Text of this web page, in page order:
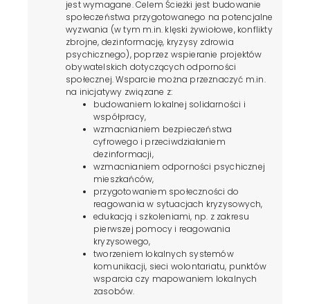
jest wymagane. Celem Ścieżki jest budowanie
społeczeństwa przygotowanego na potencjalne
wyzwania (w tym m.in. klęski żywiołowe, konflikty
zbrojne, dezinformację, kryzysy zdrowia
psychicznego), poprzez wspieranie projektów
obywatelskich dotyczących odporności
społecznej. Wsparcie można przeznaczyć m.in.
na inicjatywy związane z:
budowaniem lokalnej solidarności i
współpracy,
wzmacnianiem bezpieczeństwa
cyfrowego i przeciwdziałaniem
dezinformacji,
wzmacnianiem odporności psychicznej
mieszkańców,
przygotowaniem społeczności do
reagowania w sytuacjach kryzysowych,
edukacją i szkoleniami, np. z zakresu
pierwszej pomocy i reagowania
kryzysowego,
tworzeniem lokalnych systemów
komunikacji, sieci wolontariatu, punktów
wsparcia czy mapowaniem lokalnych
zasobów.